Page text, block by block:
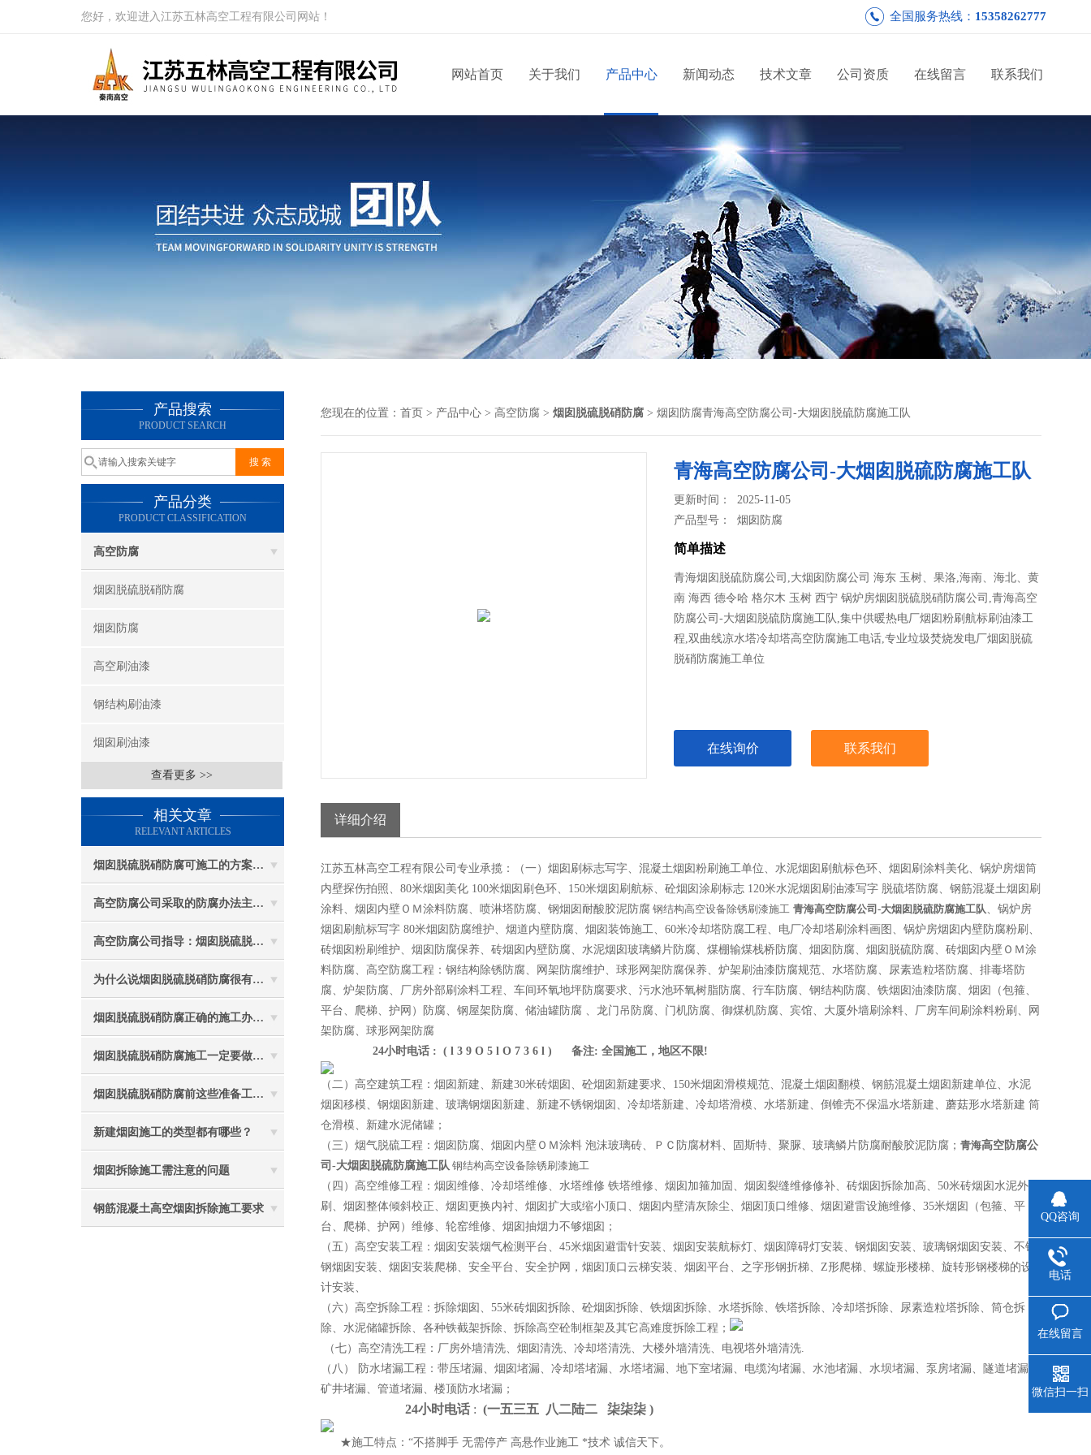
您好，欢迎进入江苏五林高空工程有限公司网站！ 全国服务热线： 15358262777
网站首页 关于我们 产品中心 新闻动态 技术文章 公司资质 在线留言 联系我们
产品搜索
PRODUCT SEARCH
产品分类
PRODUCT CLASSIFICATION
高空防腐
烟囱脱硫脱硝防腐
烟囱防腐
高空刷油漆
钢结构刷油漆
烟囱刷油漆
查看更多 >>
相关文章
RELEVANT ARTICLES
烟囱脱硫脱硝防腐可施工的方案都有哪些？
高空防腐公司采取的防腐办法主要有哪些？
高空防腐公司指导：烟囱脱硫脱硝防腐施工要注意些什么？
为什么说烟囱脱硫脱硝防腐很有必要
烟囱脱硫脱硝防腐正确的施工办法由高空防腐公司说与你听
烟囱脱硫脱硝防腐施工一定要做好防护工作
烟囱脱硫脱硝防腐前这些准备工作要做到位
新建烟囱施工的类型都有哪些？
烟囱拆除施工需注意的问题
钢筋混凝土高空烟囱拆除施工要求
您现在的位置： 首页 > 产品中心 > 高空防腐 > 烟囱脱硫脱硝防腐 > 烟囱防腐青海高空防腐公司-大烟囱脱硫防腐施工队
青海高空防腐公司-大烟囱脱硫防腐施工队
更新时间： 2025-11-05
产品型号：烟囱防腐
简单描述
青海烟囱脱硫防腐公司,大烟囱防腐公司 海东 玉树、果洛,海南、海北、黄
南 海西 德令哈 格尔木 玉树 西宁 锅炉房烟囱脱硫脱硝防腐公司,青海高空
防腐公司-大烟囱脱硫防腐施工队,集中供暖热电厂烟囱粉刷航标刷油漆工
程,双曲线凉水塔冷却塔高空防腐施工电话,专业垃圾焚烧发电厂烟囱脱硫
脱硝防腐施工单位
在线询价 联系我们
详细介绍
江苏五林高空工程有限公司专业承揽：（一）烟囱刷标志写字、混凝土烟囱粉刷施工单位、水泥烟囱刷航标色环、烟囱刷涂料美化、锅炉房烟筒
内壁探伤拍照、80米烟囱美化 100米烟囱刷色环、150米烟囱刷航标、砼烟囱涂刷标志 120米水泥烟囱刷油漆写字 脱硫塔防腐、钢筋混凝土烟囱刷
涂料、烟囱内壁ＯＭ涂料防腐、喷淋塔防腐、钢烟囱耐酸胶泥防腐 钢结构高空设备除锈刷漆施工 青海高空防腐公司-大烟囱脱硫防腐施工队、锅炉房
烟囱刷航标写字 80米烟囱防腐维护、烟道内壁防腐、烟囱装饰施工、60米冷却塔防腐工程、电厂冷却塔刷涂料画图、锅炉房烟囱内壁防腐粉刷、
砖烟囱粉刷维护、烟囱防腐保养、砖烟囱内壁防腐、水泥烟囱玻璃鳞片防腐、煤棚输煤栈桥防腐、烟囱防腐、烟囱脱硫防腐、砖烟囱内壁ＯＭ涂
料防腐、高空防腐工程：钢结构除锈防腐、网架防腐维护、球形网架防腐保养、炉架刷油漆防腐规范、水塔防腐、尿素造粒塔防腐、排毒塔防
腐、炉架防腐、厂房外部刷涂料工程、车间环氧地坪防腐要求、污水池环氧树脂防腐、行车防腐、钢结构防腐、铁烟囱油漆防腐、烟囱（包箍、
平台、爬梯、护网）防腐、钢屋架防腐、储油罐防腐 、龙门吊防腐、门机防腐、御煤机防腐、宾馆、大厦外墙刷涂料、厂房车间刷涂料粉刷、网
架防腐、球形网架防腐
24小时电话 : ( l 3 9 O 5 l O 7 3 6 l ) 备注: 全国施工，地区不限!
（二）高空建筑工程：烟囱新建、新建30米砖烟囱、砼烟囱新建要求、150米烟囱滑模规范、混凝土烟囱翻模、钢筋混凝土烟囱新建单位、水泥
烟囱移模、钢烟囱新建、玻璃钢烟囱新建、新建不锈钢烟囱、冷却塔新建、冷却塔滑模、水塔新建、倒锥壳不保温水塔新建、蘑菇形水塔新建 筒
仓滑模、新建水泥储罐；
（三）烟气脱硫工程：烟囱防腐、烟囱内壁ＯＭ涂料 泡沫玻璃砖、ＰＣ防腐材料、固斯特、聚脲、玻璃鳞片防腐耐酸胶泥防腐； 青海高空防腐公
司-大烟囱脱硫防腐施工队 钢结构高空设备除锈刷漆施工
（四）高空维修工程：烟囱维修、冷却塔维修、水塔维修 铁塔维修、烟囱加箍加固、烟囱裂缝维修修补、砖烟囱拆除加高、50米砖烟囱水泥外粉
刷、烟囱整体倾斜校正、烟囱更换内衬、烟囱扩大或缩小顶口、烟囱内壁清灰除尘、烟囱顶口维修、烟囱避雷设施维修、35米烟囱（包箍、平
台、爬梯、护网）维修、轮窑维修、烟囱抽烟力不够烟囱；
（五）高空安装工程：烟囱安装烟气检测平台、45米烟囱避雷针安装、烟囱安装航标灯、烟囱障碍灯安装、钢烟囱安装、玻璃钢烟囱安装、不锈
钢烟囱安装、烟囱安装爬梯、安全平台、安全护网，烟囱顶口云梯安装、烟囱平台、之字形钢折梯、Z形爬梯、螺旋形楼梯、旋转形钢楼梯的设
计安装、
（六）高空拆除工程：拆除烟囱、55米砖烟囱拆除、砼烟囱拆除、铁烟囱拆除、水塔拆除、铁塔拆除、冷却塔拆除、尿素造粒塔拆除、筒仓拆
除、水泥储罐拆除、各种铁截架拆除、拆除高空砼制框架及其它高难度拆除工程；
（七）高空清洗工程：厂房外墙清洗、烟囱清洗、冷却塔清洗、大楼外墙清洗、电视塔外墙清洗.
（八） 防水堵漏工程：带压堵漏、烟囱堵漏、冷却塔堵漏、水塔堵漏、地下室堵漏、电缆沟堵漏、水池堵漏、水坝堵漏、泵房堵漏、隧道堵漏、
矿井堵漏、管道堵漏、楼顶防水堵漏；
24小时电话 : (一五三五 八二陆二 柒柒柒 )
★施工特点：“不搭脚手 无需停产 高悬作业施工 *技术 诚信天下。
QQ咨询
电话
在线留言
微信扫一扫